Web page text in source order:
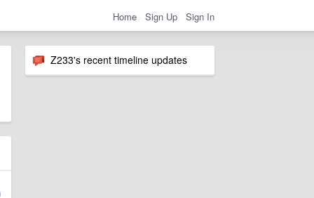
Home Sign Up Sign In
Z233's recent timeline updates